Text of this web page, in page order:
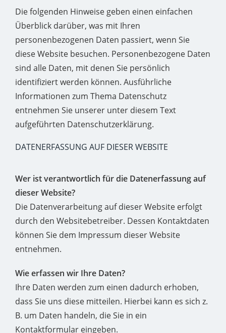
Die folgenden Hinweise geben einen einfachen
Überblick darüber, was mit Ihren
personenbezogenen Daten passiert, wenn Sie
diese Website besuchen. Personenbezogene Daten
sind alle Daten, mit denen Sie persönlich
identifiziert werden können. Ausführliche
Informationen zum Thema Datenschutz
entnehmen Sie unserer unter diesem Text
aufgeführten Datenschutzerklärung.
DATENERFASSUNG AUF DIESER WEBSITE
Wer ist verantwortlich für die Datenerfassung auf
dieser Website?
Die Datenverarbeitung auf dieser Website erfolgt
durch den Websitebetreiber. Dessen Kontaktdaten
können Sie dem Impressum dieser Website
entnehmen.
Wie erfassen wir Ihre Daten?
Ihre Daten werden zum einen dadurch erhoben,
dass Sie uns diese mitteilen. Hierbei kann es sich z.
B. um Daten handeln, die Sie in ein
Kontaktformular eingeben.